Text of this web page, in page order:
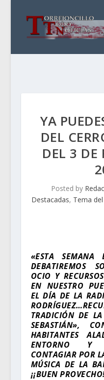
YA
DEL
DEL 3 DE
Posted by
Destacadas, Tema
«ESTA SEMANA
DEBATIREMOS
OCIO Y
EN NUESTRO
EL DÍA DE LA
TRADICIÓN DE
SEBASTIÁN»,
HABITANTES
ENTORNO Y
CONTAGIAR POR
MÚSICA DE LA
¡¡BUEN